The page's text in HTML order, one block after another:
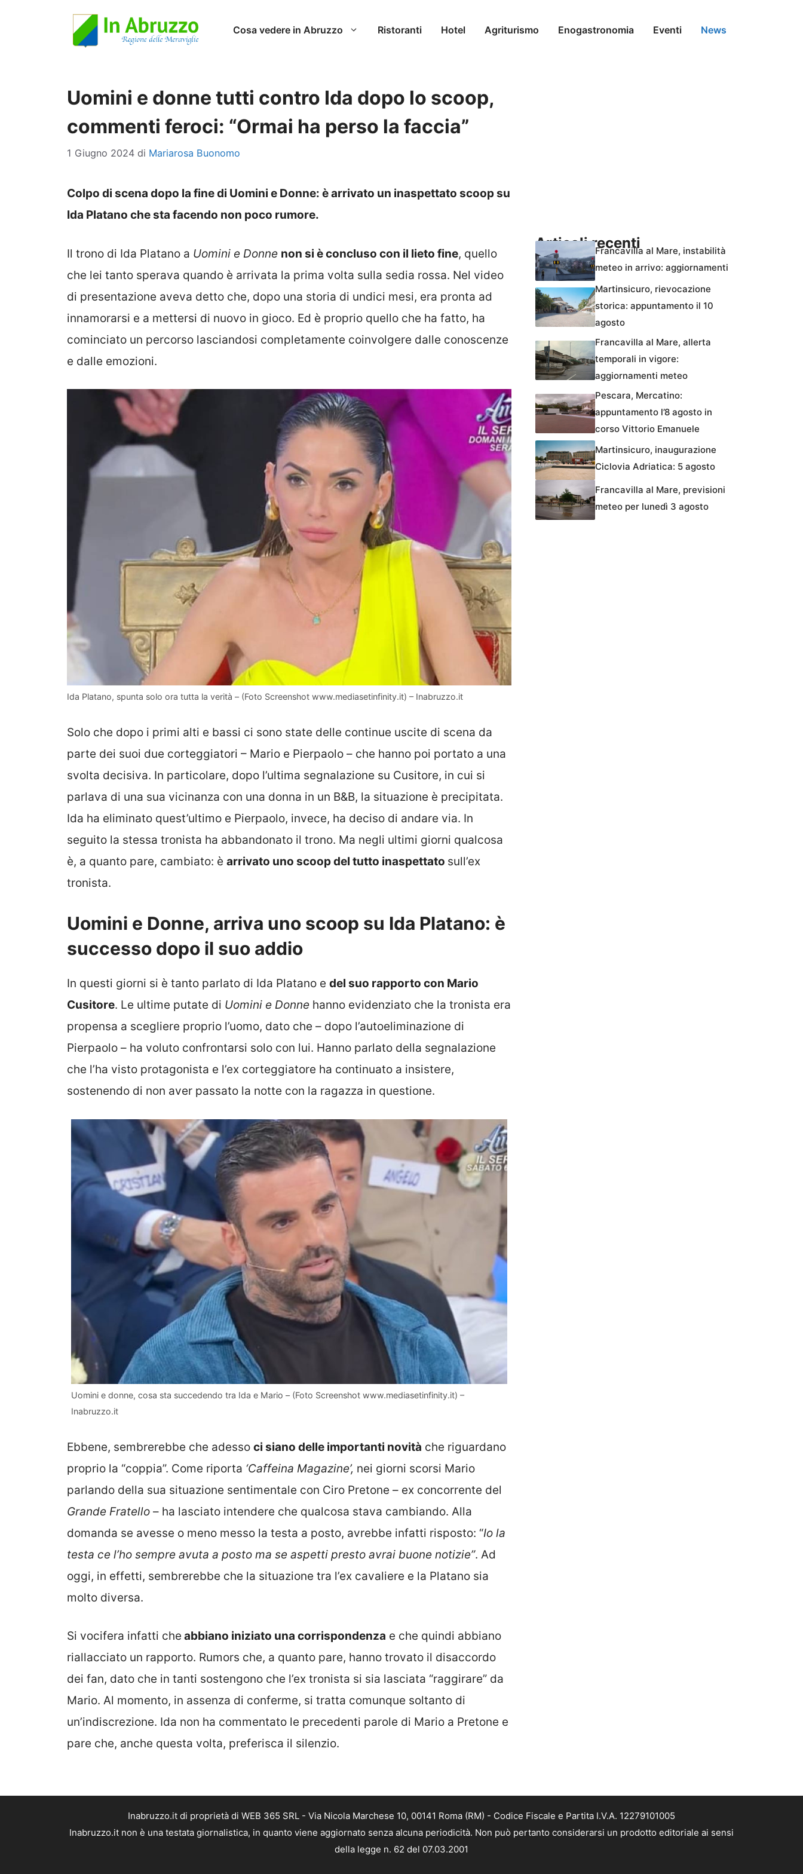
Cosa vedere in Abruzzo Ristoranti Hotel Agriturismo Enogastronomia Eventi News
Uomini e donne tutti contro Ida dopo lo scoop,
commenti feroci: “Ormai ha perso la faccia”
1 Giugno 2024 di Mariarosa Buonomo
Colpo di scena dopo la fine di Uomini e Donne: è arrivato un inaspettato scoop su
Ida Platano che sta facendo non poco rumore.
Il trono di Ida Platano a Uomini e Donne non si è concluso con il lieto fine, quello
che lei tanto sperava quando è arrivata la prima volta sulla sedia rossa. Nel video
di presentazione aveva detto che, dopo una storia di undici mesi, era pronta ad
innamorarsi e a mettersi di nuovo in gioco. Ed è proprio quello che ha fatto, ha
cominciato un percorso lasciandosi completamente coinvolgere dalle conoscenze
e dalle emozioni.
Ida Platano, spunta solo ora tutta la verità – (Foto Screenshot www.mediasetinfinity.it) – Inabruzzo.it
Solo che dopo i primi alti e bassi ci sono state delle continue uscite di scena da
parte dei suoi due corteggiatori – Mario e Pierpaolo – che hanno poi portato a una
svolta decisiva. In particolare, dopo l’ultima segnalazione su Cusitore, in cui si
parlava di una sua vicinanza con una donna in un B&B, la situazione è precipitata.
Ida ha eliminato quest’ultimo e Pierpaolo, invece, ha deciso di andare via. In
seguito la stessa tronista ha abbandonato il trono. Ma negli ultimi giorni qualcosa
è, a quanto pare, cambiato: è arrivato uno scoop del tutto inaspettato sull’ex
tronista.
Uomini e Donne, arriva uno scoop su Ida Platano: è
successo dopo il suo addio
In questi giorni si è tanto parlato di Ida Platano e del suo rapporto con Mario
Cusitore. Le ultime putate di Uomini e Donne hanno evidenziato che la tronista era
propensa a scegliere proprio l’uomo, dato che – dopo l’autoeliminazione di
Pierpaolo – ha voluto confrontarsi solo con lui. Hanno parlato della segnalazione
che l’ha visto protagonista e l’ex corteggiatore ha continuato a insistere,
sostenendo di non aver passato la notte con la ragazza in questione.
Uomini e donne, cosa sta succedendo tra Ida e Mario – (Foto Screenshot www.mediasetinfinity.it) –
Inabruzzo.it
Ebbene, sembrerebbe che adesso ci siano delle importanti novità che riguardano
proprio la “coppia”. Come riporta ‘Caffeina Magazine’, nei giorni scorsi Mario
parlando della sua situazione sentimentale con Ciro Pretone – ex concorrente del
Grande Fratello – ha lasciato intendere che qualcosa stava cambiando. Alla
domanda se avesse o meno messo la testa a posto, avrebbe infatti risposto: “Io la
testa ce l’ho sempre avuta a posto ma se aspetti presto avrai buone notizie”. Ad
oggi, in effetti, sembrerebbe che la situazione tra l’ex cavaliere e la Platano sia
molto diversa.
Si vocifera infatti che abbiano iniziato una corrispondenza e che quindi abbiano
riallacciato un rapporto. Rumors che, a quanto pare, hanno trovato il disaccordo
dei fan, dato che in tanti sostengono che l’ex tronista si sia lasciata “raggirare” da
Mario. Al momento, in assenza di conferme, si tratta comunque soltanto di
un’indiscrezione. Ida non ha commentato le precedenti parole di Mario a Pretone e
pare che, anche questa volta, preferisca il silenzio.
Articoli recentiFrancavilla al Mare, instabilità
meteo in arrivo: aggiornamenti
Martinsicuro, rievocazione
storica: appuntamento il 10
agosto
Francavilla al Mare, allerta
temporali in vigore:
aggiornamenti meteo
Pescara, Mercatino:
appuntamento l’8 agosto in
corso Vittorio Emanuele
Martinsicuro, inaugurazione
Ciclovia Adriatica: 5 agosto
Francavilla al Mare, previsioni
meteo per lunedì 3 agosto
Inabruzzo.it di proprietà di WEB 365 SRL - Via Nicola Marchese 10, 00141 Roma (RM) - Codice Fiscale e Partita I.V.A. 12279101005
Inabruzzo.it non è una testata giornalistica, in quanto viene aggiornato senza alcuna periodicità. Non può pertanto considerarsi un prodotto editoriale ai sensi
della legge n. 62 del 07.03.2001